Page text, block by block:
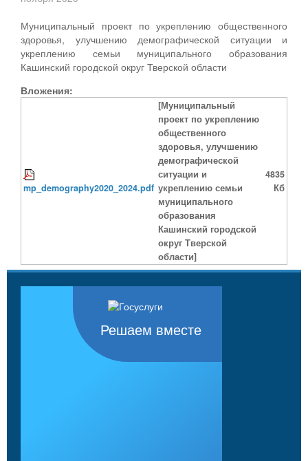
Муниципальный проект по укреплению общественного
здоровья, улучшению демографической ситуации и
укреплению семьи муниципального образования
Кашинский городской округ Тверской области
Вложения:
mp_demography2020_2024.pdf
[Муниципальный
проект по укреплению
общественного
здоровья, улучшению
демографической
ситуации и
укреплению семьи
муниципального
образования
Кашинский городской
округ Тверской
области]
4835
Кб
Решаем вместе